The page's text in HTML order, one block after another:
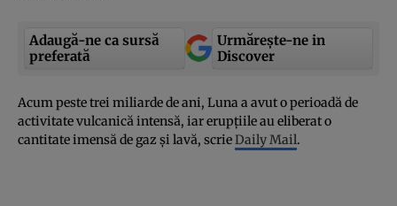
Adaugă-ne ca sursă
preferată
Urmărește-ne in
Discover
Acum peste trei miliarde de ani, Luna a avut o perioadă de
activitate vulcanică intensă, iar erupţiile au eliberat o
cantitate imensă de gaz şi lavă, scrieDaily Mail.